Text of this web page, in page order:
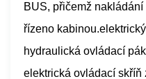
BUS, přičemž
řízeno kabinou.
hydraulická ovládací
elektrická ovládací skříň